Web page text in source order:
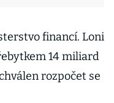
financí. Loni
14 miliard
rozpočet se